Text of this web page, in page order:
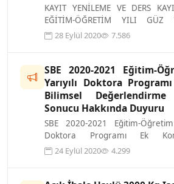
KAYIT YENİLEME VE DERS
EĞİTİM-ÖĞRETİM YILI GÜZ
ÖĞRENCİLERİNİN KAYIT
28 Eylül 2020 7.586
SBE 2020-2021 Eğitim-
Yarıyılı Doktora
Bilimsel Değerlendirme
Sonucu Hakkında Duyuru
SBE 2020-2021 Eğitim-Öğretim
Doktora Programı Ek
Değerlendirme Yazılı Sınav
24 Eylül 2020 4.299